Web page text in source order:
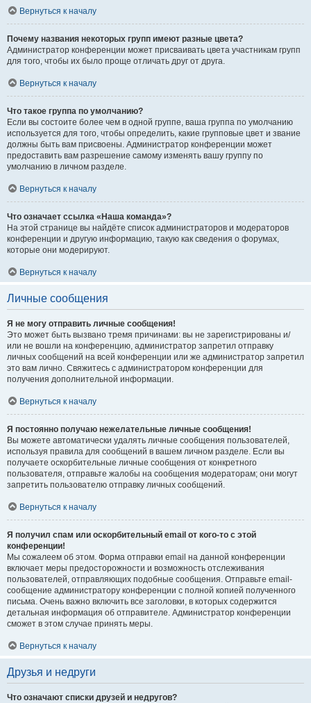
Вернуться к началу
Почему названия некоторых групп имеют разные цвета?
Администратор конференции может присваивать цвета участникам групп
для того, чтобы их было проще отличать друг от друга.
Вернуться к началу
Что такое группа по умолчанию?
Если вы состоите более чем в одной группе, ваша группа по умолчанию
используется для того, чтобы определить, какие групповые цвет и звание
должны быть вам присвоены. Администратор конференции может
предоставить вам разрешение самому изменять вашу группу по
умолчанию в личном разделе.
Вернуться к началу
Что означает ссылка «Наша команда»?
На этой странице вы найдёте список администраторов и модераторов
конференции и другую информацию, такую как сведения о форумах,
которые они модерируют.
Вернуться к началу
Личные сообщения
Я не могу отправить личные сообщения!
Это может быть вызвано тремя причинами: вы не зарегистрированы и/
или не вошли на конференцию, администратор запретил отправку
личных сообщений на всей конференции или же администратор запретил
это вам лично. Свяжитесь с администратором конференции для
получения дополнительной информации.
Вернуться к началу
Я постоянно получаю нежелательные личные сообщения!
Вы можете автоматически удалять личные сообщения пользователей,
используя правила для сообщений в вашем личном разделе. Если вы
получаете оскорбительные личные сообщения от конкретного
пользователя, отправьте жалобы на сообщения модераторам; они могут
запретить пользователю отправку личных сообщений.
Вернуться к началу
Я получил спам или оскорбительный email от кого-то с этой
конференции!
Мы сожалеем об этом. Форма отправки email на данной конференции
включает меры предосторожности и возможность отслеживания
пользователей, отправляющих подобные сообщения. Отправьте email-
сообщение администратору конференции с полной копией полученного
письма. Очень важно включить все заголовки, в которых содержится
детальная информация об отправителе. Администратор конференции
сможет в этом случае принять меры.
Вернуться к началу
Друзья и недруги
Что означают списки друзей и недругов?